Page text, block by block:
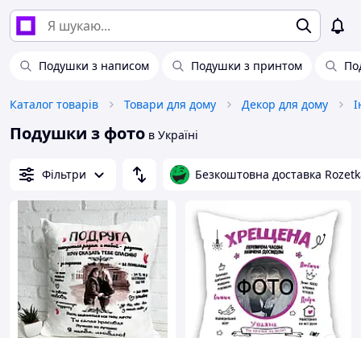
Подушки з написом Подушки з принтом
Каталог товарів Товари для дому Декор для дому
Подушки з фото в Україні
Фільтри Безкоштовна доставка